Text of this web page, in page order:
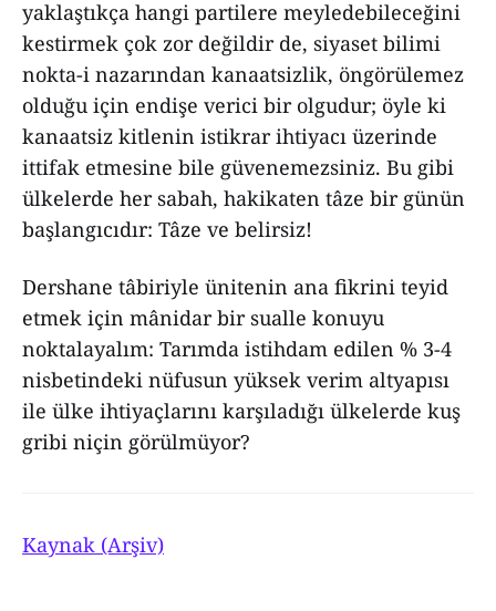
yaklaştıkça hangi partilere meyledebileceğini
kestirmek çok zor değildir de, siyaset bilimi
nokta-i nazarından kanaatsizlik, öngörülemez
olduğu için endişe verici bir olgudur; öyle ki
kanaatsiz kitlenin istikrar ihtiyacı üzerinde
ittifak etmesine bile güvenemezsiniz. Bu gibi
ülkelerde her sabah, hakikaten tâze bir günün
başlangıcıdır: Tâze ve belirsiz!
Dershane tâbiriyle ünitenin ana fikrini teyid
etmek için mânidar bir sualle konuyu
noktalayalım: Tarımda istihdam edilen % 3-4
nisbetindeki nüfusun yüksek verim altyapısı
ile ülke ihtiyaçlarını karşıladığı ülkelerde kuş
gribi niçin görülmüyor?
Kaynak (Arşiv)